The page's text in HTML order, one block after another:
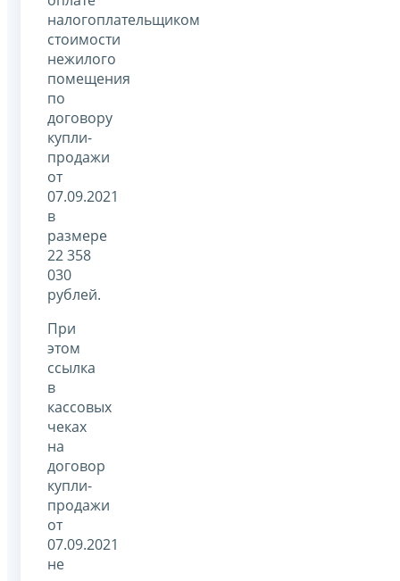
налогоплательщиком
стоимости
нежилого
помещения
по
договору
купли-
продажи
от
07.09.2021
в
размере
22 358
030
рублей.
При
этом
ссылка
в
кассовых
чеках
на
договор
купли-
продажи
от
07.09.2021
не